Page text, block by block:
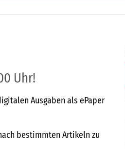
Uhr!
Ausgaben als ePaper
bestimmten Artikeln zu